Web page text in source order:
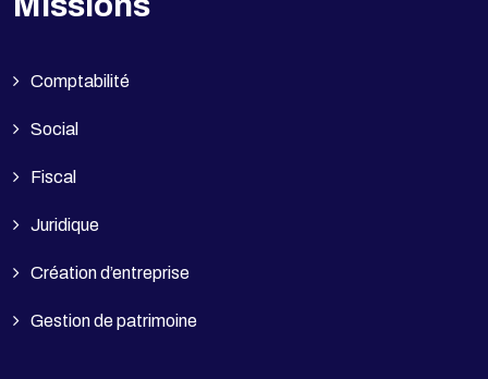
Comptabilité
Social
Fiscal
Juridique
Création d’entreprise
Gestion de patrimoine